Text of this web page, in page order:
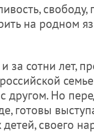
свободу,
на родном
за сотни лет,
с другом. Но
готовы
своего